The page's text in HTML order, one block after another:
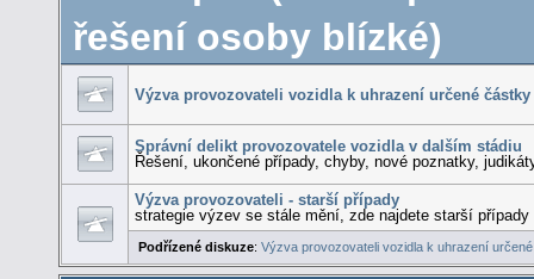
řešení osoby blízké)
Výzva provozovateli vozidla k uhrazení určené částky
Správní delikt provozovatele vozidla v dalším stádiu
Řešení, ukončené případy, chyby, nové poznatky,
Výzva provozovateli - starší případy
strategie výzev se stále mění, zde najdete starší případy
Podřízené diskuze: Výzva provozovateli vozidla k uhrazení